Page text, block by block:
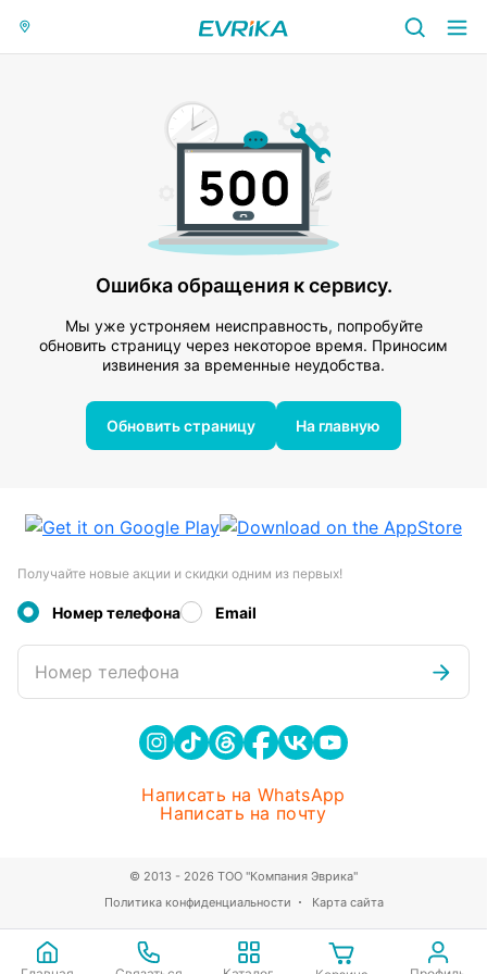
Ошибка обращения к сервису.
Мы уже устроняем неисправность, попробуйте
обновить страницу через некоторое время. Приносим
извинения за временные неудобства.
Обновить страницу На главную
Получайте новые акции и скидки одним из первых!
Номер телефона Email
Номер телефона
Написать на WhatsApp
Написать на почту
Политика конфиденциальности Карта сайта
© 2013 - 2026 ТОО "Компания Эврика"